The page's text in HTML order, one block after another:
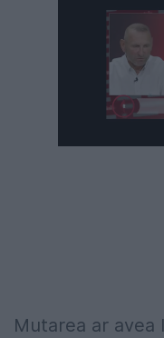
Mutarea ar